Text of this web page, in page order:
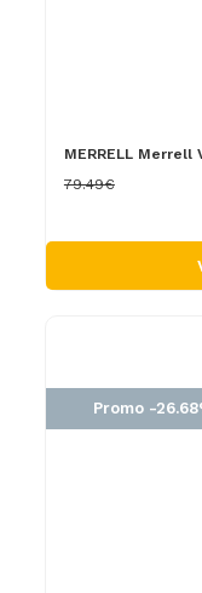
MERRELL Merrell
79.49€
Promo -